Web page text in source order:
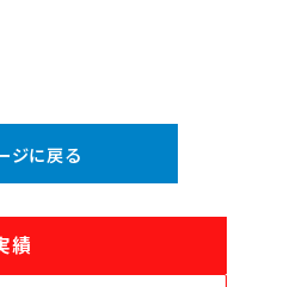
ジに戻る
績